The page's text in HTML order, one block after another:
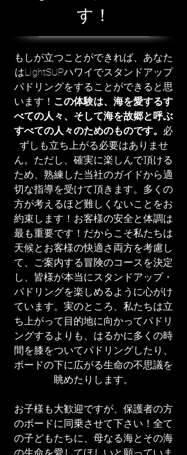
す！
もしが立つことができれば、あなた
はLightSUPハワイでスタンドアップ
パドリングをすることができると思
います！ この体験は、海を愛するす
べての人々、そして海を故郷と呼ぶ
すべての人々のためのものです。 必
ずしも立ち上がる必要はありませ
ん。ただし、確実に楽しんで頂ける
ため、熟練した当社のガイドから適
切な指導を受けて頂きます。多くの
方が考えるほど難しくないことをお
約束します！お客様の安全と体調は
最も重要です！だからこそ私たちは
天候とお客様の快適さ両方を考慮し
て、ご案内する冒険のコースを決定
し、皆様が本当にスタンドアップ・
パドリングを楽しめるように心がけ
ています。実のところ、私たちは立
ち上がって目的地に向かってパドリ
ングするよりも、はるかに多くの時
間を膝をついてパドリングしたり、
ボードの下に広がる生命の不思議を
眺めたりします。
お子様も大歓迎ですが、保護者の方
のボードに同乗させて下さい！全て
の子どもたちに、母なる海とその海
の生命を愛してほしいと願っていま